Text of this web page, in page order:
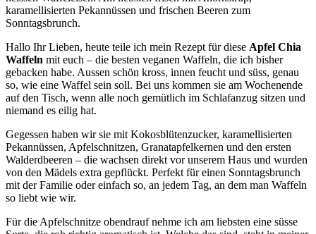
karamellisierten Pekannüssen und frischen Beeren zum
Sonntagsbrunch.
Hallo Ihr Lieben, heute teile ich mein Rezept für diese Apfel Chia
Waffeln mit euch – die besten veganen Waffeln, die ich bisher
gebacken habe. Aussen schön kross, innen feucht und süss, genau
so, wie eine Waffel sein soll. Bei uns kommen sie am Wochenende
auf den Tisch, wenn alle noch gemütlich im Schlafanzug sitzen und
niemand es eilig hat.
Gegessen haben wir sie mit Kokosblütenzucker, karamellisierten
Pekannüssen, Apfelschnitzen, Granatapfelkernen und den ersten
Walderdbeeren – die wachsen direkt vor unserem Haus und wurden
von den Mädels extra gepflückt. Perfekt für einen Sonntagsbrunch
mit der Familie oder einfach so, an jedem Tag, an dem man Waffeln
so liebt wie wir.
Für die Apfelschnitze obendrauf nehme ich am liebsten eine süsse